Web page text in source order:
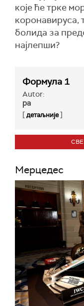
које ће трке
коронавируса,
болида за
најлепши?
Формула 1
Autor:
ра
[детаљније]
Мерцедес